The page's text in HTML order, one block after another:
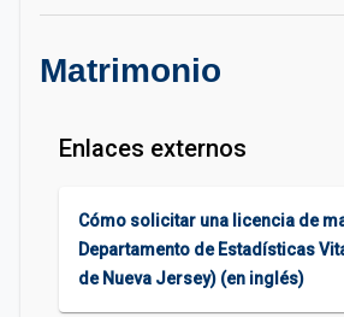
Matrimonio
Enlaces externos
Cómo solicitar una licencia de
Departamento de Estadísticas
de Nueva Jersey) (en inglés)